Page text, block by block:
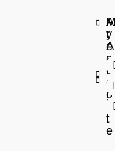
A
r
e
a
L
e
g
l
e
y
A
c
c
o
u
t